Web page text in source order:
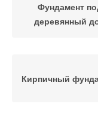
Фундамент
деревянный
Кирпичный